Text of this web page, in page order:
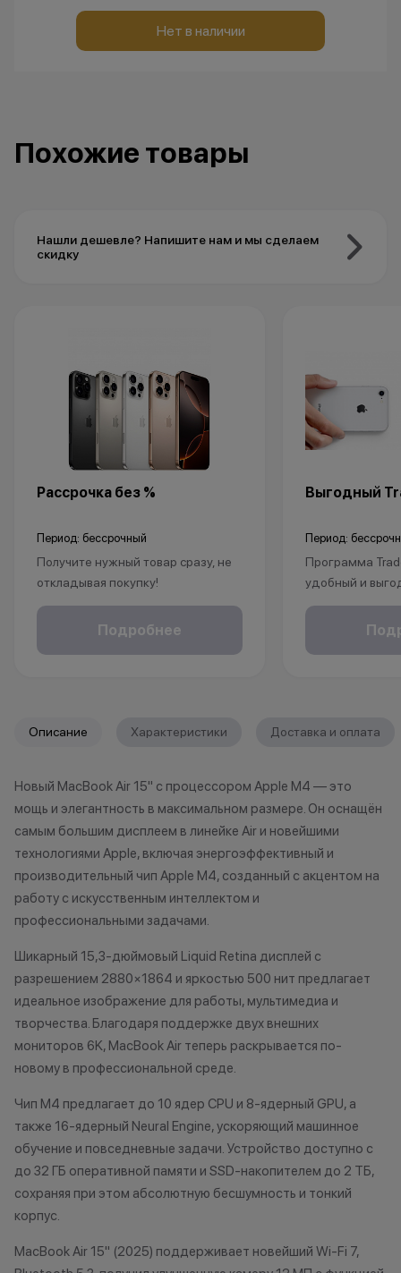
Нет в наличии
Похожие товары
Нашли дешевле? Напишите нам и мы сделаем
скидку
Рассрочка без %
Период: бессрочный
Получите нужный товар сразу, не
откладывая покупку!
Рассрочка без % доступна для
клиентов от 18 лет на срок до 24
*Акции и бонусы не суммируются.
исключительно информационный
характер.
•Организатор (продавец) имеет
право отказать в заключении
договора купли-продажи по
обоснованные причины).
•Организатор (продавец) на свое
усмотрение имеет право
изменить условия акции в
Подробнее
Выгодный
Период:
Программа
удобный и
покупки
Это позволит
Apple Watch,
подходит под
если оно
состоянии, не
существенных
2. Мгновенная
вашего
стоимость. При
занимает не
3. Скидка при
могут
Описание Характеристики Доставка и оплата
Новый MacBook Air 15" с процессором Apple M4 — это
мощь и элегантность в максимальном размере. Он оснащён
самым большим дисплеем в линейке Air и новейшими
технологиями Apple, включая энергоэффективный и
производительный чип Apple M4, созданный с акцентом на
работу с искусственным интеллектом и
профессиональными задачами.
Шикарный 15,3-дюймовый Liquid Retina дисплей с
разрешением 2880×1864 и яркостью 500 нит предлагает
идеальное изображение для работы, мультимедиа и
творчества. Благодаря поддержке двух внешних
мониторов 6K, MacBook Air теперь раскрывается по-
новому в профессиональной среде.
Чип M4 предлагает до 10 ядер CPU и 8-ядерный GPU, а
также 16-ядерный Neural Engine, ускоряющий машинное
обучение и повседневные задачи. Устройство доступно с
до 32 ГБ оперативной памяти и SSD-накопителем до 2 ТБ,
сохраняя при этом абсолютную бесшумность и тонкий
корпус.
MacBook Air 15" (2025) поддерживает новейший Wi‑Fi 7,